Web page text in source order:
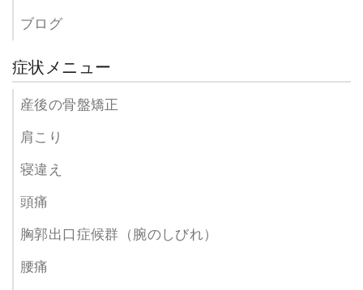
ブログ
症状メニュー
産後の骨盤矯正
肩こり
寝違え
頭痛
胸郭出口症候群（腕のしびれ）
腰痛